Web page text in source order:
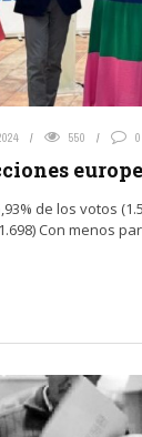
550 0
de los votos
Con menos